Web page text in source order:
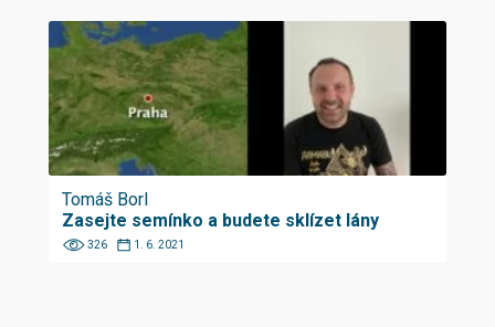
Tomáš Borl
Zasejte semínko a budete sklízet lány
326 1. 6. 2021